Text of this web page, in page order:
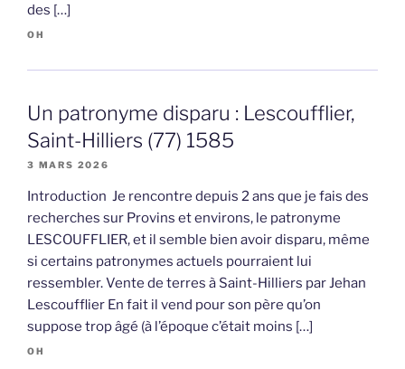
des […]
OH
Un patronyme disparu : Lescoufflier,
Saint-Hilliers (77) 1585
3 MARS 2026
Introduction Je rencontre depuis 2 ans que je fais des
recherches sur Provins et environs, le patronyme
LESCOUFFLIER, et il semble bien avoir disparu, même
si certains patronymes actuels pourraient lui
ressembler. Vente de terres à Saint-Hilliers par Jehan
Lescoufflier En fait il vend pour son père qu’on
suppose trop âgé (à l’époque c’était moins […]
OH